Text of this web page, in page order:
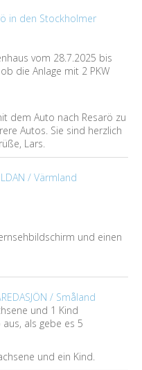
in den Stockholmer
vom 28.7.2025 bis
die Anlage mit 2 PKW
dem Auto nach Resarö zu
Autos. Sie sind herzlich
Lars.
/ Värmland
und einen
/ Småland
und 1 Kind
als gebe es 5
und ein Kind.